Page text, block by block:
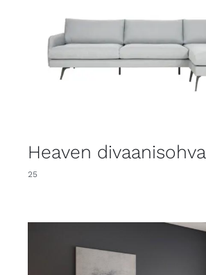
Heaven divaanisohva
25